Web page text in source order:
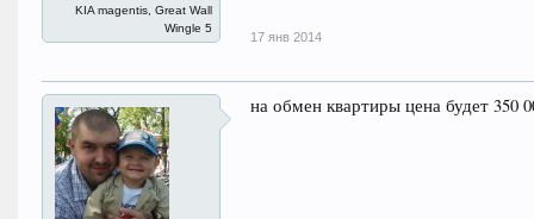
KIA magentis, Great Wall
Wingle 5
17 янв 2014
на обмен квартиры цена будет 350